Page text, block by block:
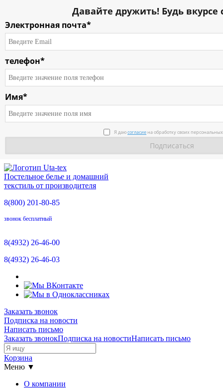
Давайте дружить! Будь вкурсе
Электронная почта*
телефон*
Имя*
Я даюсогласие на обработку своих
О компании
Каталог
Доставка
О продукции
Новости
Контакты
Прайс-лист
Остатки
Постельное белье и домашний
текстиль от производителя
8(800) 201-80-85
звонок бесплатный
8(4932) 26-46-00
8(4932) 26-46-03
Заказать звонок
Подписка на новости
Написать письмо
Заказать звонокПодписка на новостиНаписать письмо
Корзина
Меню ▼
О компании